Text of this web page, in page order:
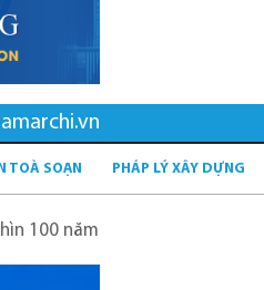
TOÀ SOẠN PHÁP LÝ XÂY DỰNG
Quy hoạch mới sau sáp